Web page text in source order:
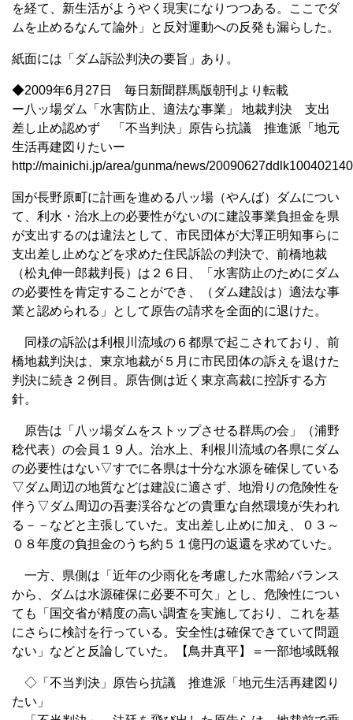
を経て、新生活がようやく現実になりつつある。ここでダ
ムを止めるなんて論外」と反対運動への反発も漏らした。
紙面には「ダム訴訟判決の要旨」あり。
◆2009年6月27日 毎日新聞群馬版朝刊より転載
ー八ッ場ダム「水害防止、適法な事業」 地裁判決 支出
差し止め認めず 「不当判決」原告ら抗議 推進派「地元
生活再建図りたいー
http://mainichi.jp/area/gunma/news/
国が長野原町に計画を進める八ッ場（やんば）ダムについ
て、利水・治水上の必要性がないのに建設事業負担金を県
が支出するのは違法として、市民団体が大澤正明知事らに
支出差し止めなどを求めた住民訴訟の判決で、前橋地裁
（松丸伸一郎裁判長）は２６日、「水害防止のためにダム
の必要性を肯定することができ、（ダム建設は）適法な事
業と認められる」として原告の請求を全面的に退けた。
同様の訴訟は利根川流域の６都県で起こされており、前
橋地裁判決は、東京地裁が５月に市民団体の訴えを退けた
判決に続き２例目。原告側は近く東京高裁に控訴する方
針。
原告は「八ッ場ダムをストップさせる群馬の会」（浦野
稔代表）の会員１９人。治水上、利根川流域の各県にダム
の必要性はない▽すでに各県は十分な水源を確保している
▽ダム周辺の地質などは建設に適さず、地滑りの危険性を
伴う▽ダム周辺の吾妻渓谷などの貴重な自然環境が失われ
る－－などと主張していた。支出差し止めに加え、０３～
０８年度の負担金のうち約５１億円の返還を求めていた。
一方、県側は「近年の少雨化を考慮した水需給バランス
から、ダムは水源確保に必要不可欠」とし、危険性につい
ても「国交省が精度の高い調査を実施しており、これを基
にさらに検討を行っている。安全性は確保できていて問題
ない」などと反論していた。【鳥井真平】＝一部地域既報
◇「不当判決」原告ら抗議 推進派「地元生活再建図り
たい」